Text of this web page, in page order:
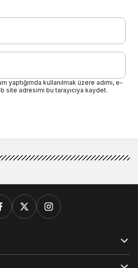
yaptığımda kullanılmak üzere adımı, e-
site adresimi bu tarayıcıya kaydet.